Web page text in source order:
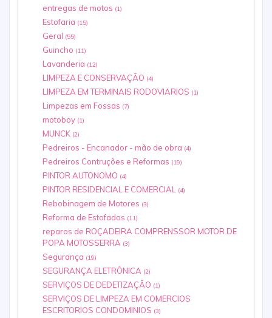
entregas de motos (1)
Estofaria (15)
Geral (55)
Guincho (11)
Lavanderia (12)
LIMPEZA E CONSERVAÇÃO (4)
LIMPEZA EM TERMINAIS RODOVIARIOS (1)
Limpezas em Fossas (7)
motoboy (1)
MUNCK (2)
Pedreiros - Encanador - mão de obra (4)
Pedreiros Contruções e Reformas (19)
PINTOR AUTONOMO (4)
PINTOR RESIDENCIAL E COMERCIAL (4)
Rebobinagem de Motores (3)
Reforma de Estofados (11)
reparos de ROÇADEIRA COMPRENSSOR MOTOR DE
POPA MOTOSSERRA (3)
Segurança (19)
SEGURANÇA ELETRÔNICA (2)
SERVIÇOS DE DEDETIZAÇÃO (1)
SERVIÇOS DE LIMPEZA EM COMERCIOS
ESCRITORIOS CONDOMINIOS (3)